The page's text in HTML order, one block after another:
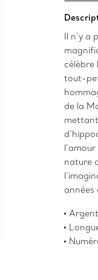
Il n’y a
célèbre
tout-
de la
nature
années